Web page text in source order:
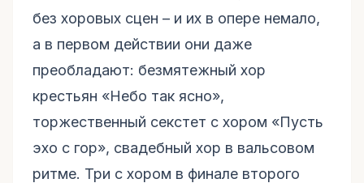
без хоровых сцен – и их в опере немало,
а в первом действии они даже
преобладают: безмятежный хор
крестьян «Небо так ясно»,
торжественный секстет с хором «Пусть
эхо с гор», свадебный хор в вальсовом
ритме. Три с хором в финале второго